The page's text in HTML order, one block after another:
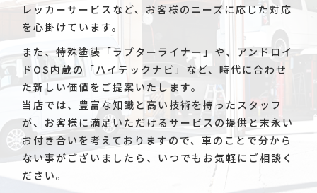
レッカーサービスなど、お客様のニーズに応じた対応
を心掛けています。
また、特殊塗装「ラプターライナー」や、アンドロイ
ドOS内蔵の「ハイテックナビ」など、時代に合わせ
た新しい価値をご提案いたします。
当店では、豊富な知識と高い技術を持ったスタッフ
が、お客様に満足いただけるサービスの提供と末永い
お付き合いを考えておりますので、車のことで分から
ない事がございましたら、いつでもお気軽にご相談く
ださい。